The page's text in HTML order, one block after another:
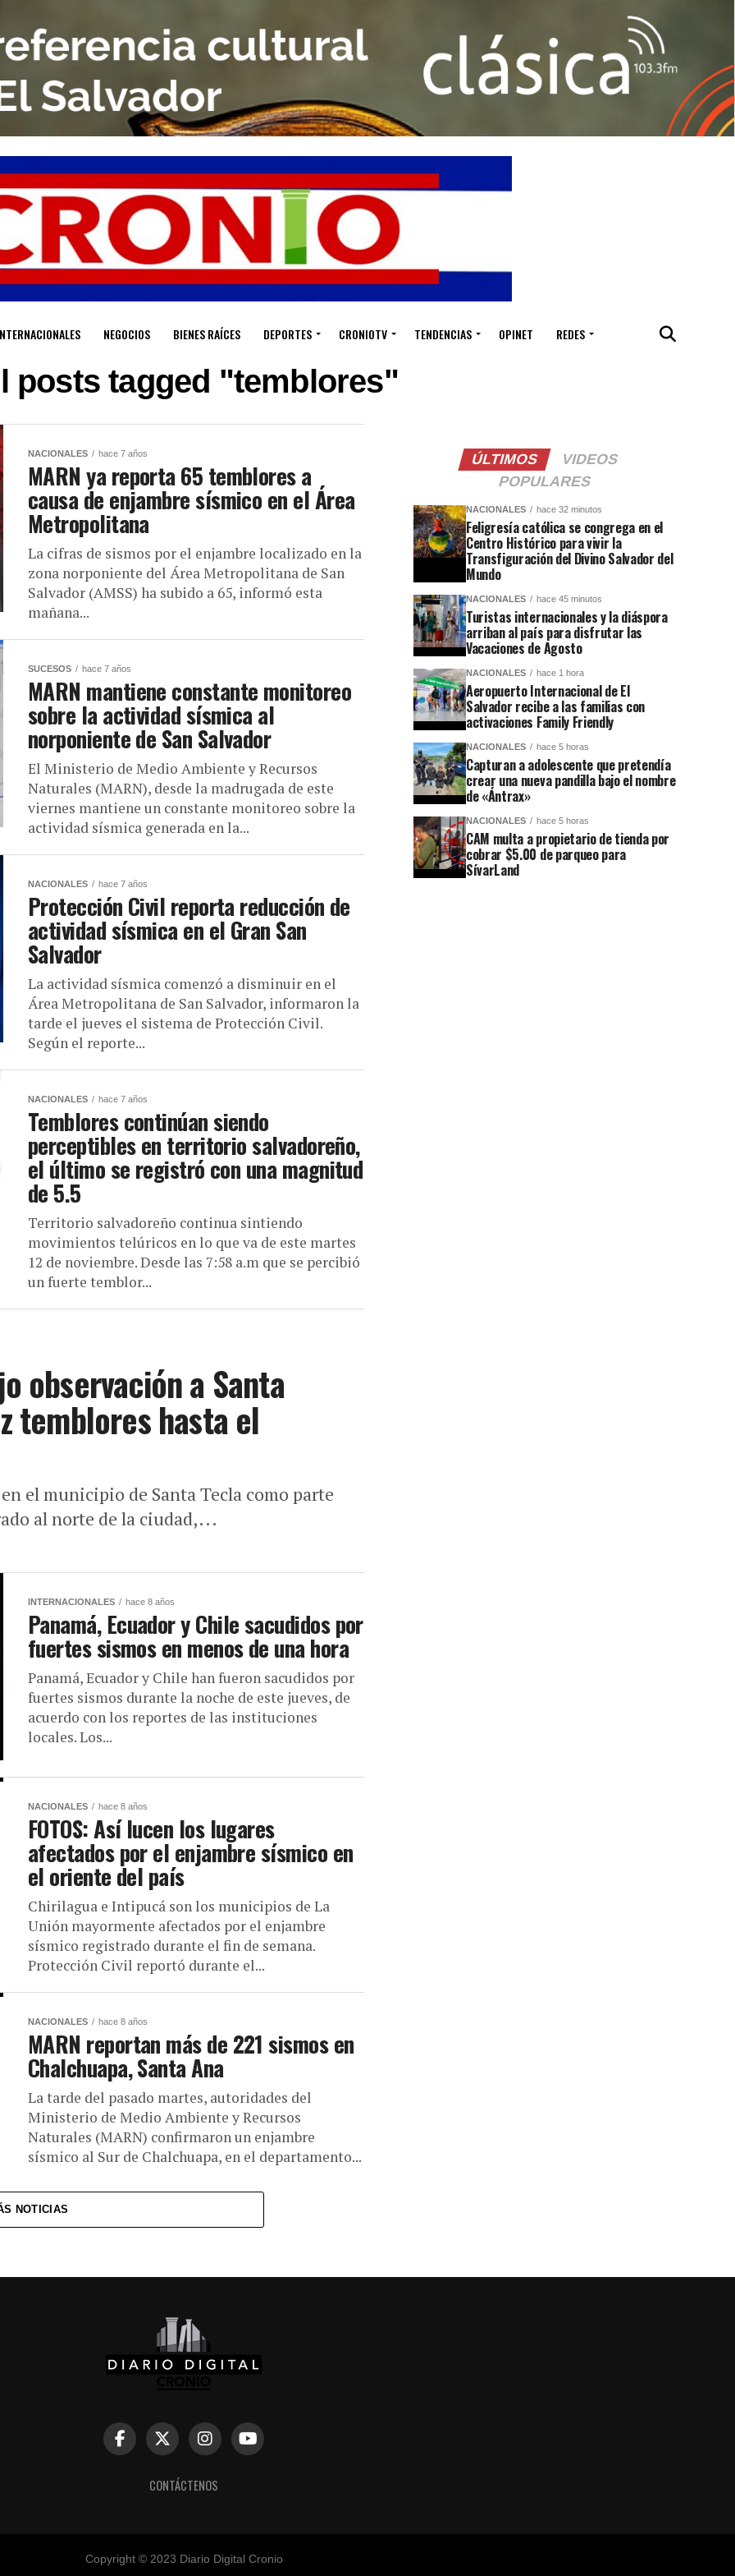
NEGOCIOS BIENES RAÍCES DEPORTES CRONIOTV TENDENCIAS OPINET REDES
posts tagged "temblores"
NACIONALES hace 7 años
MARN ya reporta 65 temblores a
causa de enjambre sísmico en el Área
Metropolitana
La cifras de sismos por el enjambre localizado en la
zona norponiente del Área Metropolitana de San
Salvador (AMSS) ha subido a 65, informó esta
mañana...
SUCESOS hace 7 años
MARN mantiene constante monitoreo
sobre la actividad sísmica al
norponiente de San Salvador
El Ministerio de Medio Ambiente y Recursos
Naturales (MARN), desde la madrugada de este
viernes mantiene un constante monitoreo sobre la
actividad sísmica generada en la...
NACIONALES hace 7 años
Protección Civil reporta reducción de
actividad sísmica en el Gran San
Salvador
La actividad sísmica comenzó a disminuir en el
Área Metropolitana de San Salvador, informaron la
tarde el jueves el sistema de Protección Civil.
Según el reporte...
NACIONALES hace 7 años
Temblores continúan siendo
perceptibles en territorio salvadoreño,
el último se registró con una magnitud
de 5.5
Territorio salvadoreño continua sintiendo
movimientos telúricos en lo que va de este martes
12 de noviembre. Desde las 7:58 a.m que se percibió
un fuerte temblor...
observación a Santa
temblores hasta el
el municipio de Santa Tecla como parte
al norte de la ciudad,...
INTERNACIONALES hace 8 años
Panamá, Ecuador y Chile sacudidos por
fuertes sismos en menos de una hora
Panamá, Ecuador y Chile han fueron sacudidos por
fuertes sismos durante la noche de este jueves, de
acuerdo con los reportes de las instituciones
locales. Los...
NACIONALES hace 8 años
FOTOS: Así lucen los lugares
afectados por el enjambre sísmico en
el oriente del país
Chirilagua e Intipucá son los municipios de La
Unión mayormente afectados por el enjambre
sísmico registrado durante el fin de semana.
Protección Civil reportó durante el...
NACIONALES hace 8 años
MARN reportan más de 221 sismos en
Chalchuapa, Santa Ana
La tarde del pasado martes, autoridades del
Ministerio de Medio Ambiente y Recursos
Naturales (MARN) confirmaron un enjambre
sísmico al Sur de Chalchuapa, en el departamento...
NOTICIAS
ÚLTIMOS
VIDEOS
POPULARES
NACIONALES hace 32 minutos
Feligresía católica se congrega en el
Centro Histórico para vivir la
Transfiguración del Divino Salvador del
Mundo
NACIONALES hace 45 minutos
Turistas internacionales y la diáspora
arriban al país para disfrutar las
Vacaciones de Agosto
NACIONALES hace 1 hora
Aeropuerto Internacional de El
Salvador recibe a las familias con
activaciones Family Friendly
NACIONALES hace 5 horas
Capturan a adolescente que pretendía
crear una nueva pandilla bajo el nombre
de «Ántrax»
NACIONALES hace 5 horas
CAM multa a propietario de tienda por
cobrar $5.00 de parqueo para
SívarLand
CONTÁCTENOS
Copyright © 2023 Diario Digital Cronio